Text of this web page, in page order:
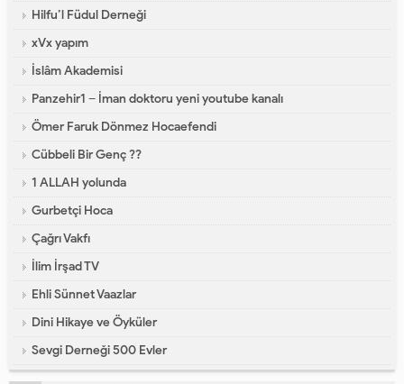
Hilfu’l Füdul Derneği
xVx yapım
İslâm Akademisi
Panzehir1 – İman doktoru yeni youtube kanalı
Ömer Faruk Dönmez Hocaefendi
Cübbeli Bir Genç ??
1 ALLAH yolunda
Gurbetçi Hoca
Çağrı Vakfı
İlim İrşad TV
Ehli Sünnet Vaazlar
Dini Hikaye ve Öyküler
Sevgi Derneği 500 Evler